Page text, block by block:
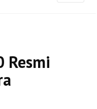
Resmi